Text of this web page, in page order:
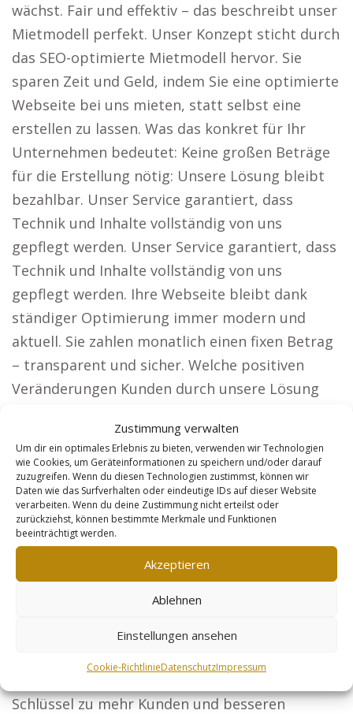
Zustimmung verwalten
Um dir ein optimales Erlebnis zu bieten, verwenden wir Technologien
wie Cookies, um Geräteinformationen zu speichern und/oder darauf
zuzugreifen. Wenn du diesen Technologien zustimmst, können wir
Daten wie das Surfverhalten oder eindeutige IDs auf dieser Website
verarbeiten. Wenn du deine Zustimmung nicht erteilst oder
zurückziehst, können bestimmte Merkmale und Funktionen
beeinträchtigt werden.
Akzeptieren
Ablehnen
Einstellungen ansehen
Cookie-RichtlinieDatenschutzImpressum
wächst. Fair und effektiv – das beschreibt unser
Mietmodell perfekt. Unser Konzept sticht durch
das SEO-optimierte Mietmodell hervor. Sie
sparen Zeit und Geld, indem Sie eine optimierte
Webseite bei uns mieten, statt selbst eine
erstellen zu lassen. Was das konkret für Ihr
Unternehmen bedeutet: Keine großen Beträge
für die Erstellung nötig: Unsere Lösung bleibt
bezahlbar. Unser Service garantiert, dass
Technik und Inhalte vollständig von uns
gepflegt werden. Unser Service garantiert, dass
Technik und Inhalte vollständig von uns
gepflegt werden. Ihre Webseite bleibt dank
ständiger Optimierung immer modern und
aktuell. Sie zahlen monatlich einen fixen Betrag
– transparent und sicher. Welche positiven
Veränderungen Kunden durch unsere Lösung
ansprechen möchten, profitieren von unseren
Webseiten, wie etwa: Anwälte: Werden Sie
bundesweit sichtbar und gewinnen Sie
kontinuierlich neue Mandanten. Architekten:
Präsentieren Sie Ihre Architektur und sichern
Sie sich neue Bauherren.
Steuerberater: Lassen Sie Ihre Steuerberatung
von Firmen und Privatpersonen entdecken.
Sicherheitsdienste: Erreichen Sie Unternehmen
Schlüssel zu mehr Kunden und besseren